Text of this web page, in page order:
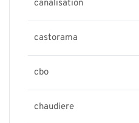
canalisation
castorama
cbo
chaudiere